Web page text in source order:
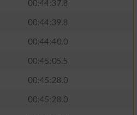
00:44:37.8
00:44:39.8
00:44:40.0
00:45:05.5
00:45:28.0
00:45:28.0